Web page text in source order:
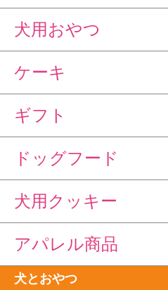
犬用おやつ
ケーキ
ギフト
ドッグフード
犬用クッキー
アパレル商品
犬とおやつ